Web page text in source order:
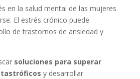
en la salud mental de las mujeres
El estrés crónico puede
de trastornos de ansiedad y
soluciones para superar
y desarrollar